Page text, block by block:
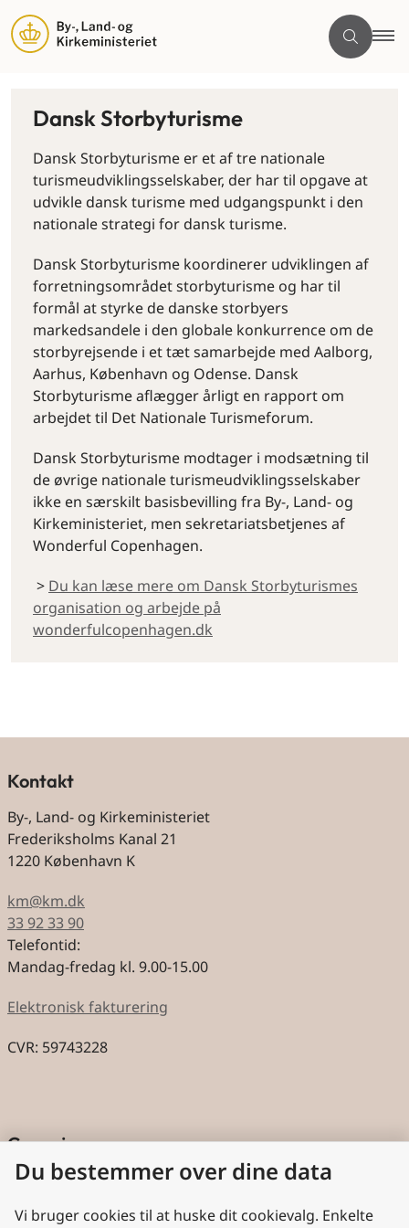
Dansk Storbyturisme
Dansk Storbyturisme er et af tre nationale
turismeudviklingsselskaber, der har til opgave at
udvikle dansk turisme med udgangspunkt i den
nationale strategi for dansk turisme.
Dansk Storbyturisme koordinerer udviklingen af
forretningsområdet storbyturisme og har til
formål at styrke de danske storbyers
markedsandele i den globale konkurrence om de
storbyrejsende i et tæt samarbejde med Aalborg,
Aarhus, København og Odense. Dansk
Storbyturisme aflægger årligt en rapport om
arbejdet til Det Nationale Turismeforum.
Dansk Storbyturisme modtager i modsætning til
de øvrige nationale turismeudviklingsselskaber
ikke en særskilt basisbevilling fra By-, Land- og
Kirkeministeriet, men sekretariatsbetjenes af
Wonderful Copenhagen.
> Du kan læse mere om Dansk Storbyturismes
organisation og arbejde på
wonderfulcopenhagen.dk
Kontakt
By-, Land- og Kirkeministeriet
Frederiksholms Kanal 21
1220 København K
km@km.dk
33 92 33 90
Telefontid:
Mandag-fredag kl. 9.00-15.00
Elektronisk fakturering
CVR: 59743228
Genveje
Cookies
Aktindsigt
Du bestemmer over dine data
Vi bruger cookies til at huske dit cookievalg. Enkelte